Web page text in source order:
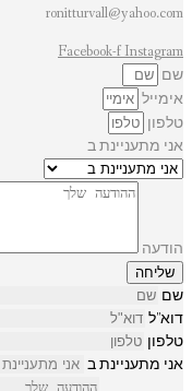
ronitturvall@yahoo.com
Facebook-f Instagram
שם
אימייל
טלפון
אני מתעניינת ב
הודעה
שליחה
שם
דוא"ל
טלפון
אני מתעניינת ב